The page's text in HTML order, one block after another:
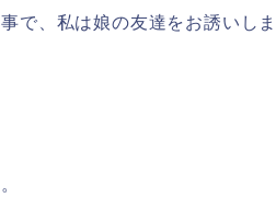
で、私は娘の友達をお誘いしま